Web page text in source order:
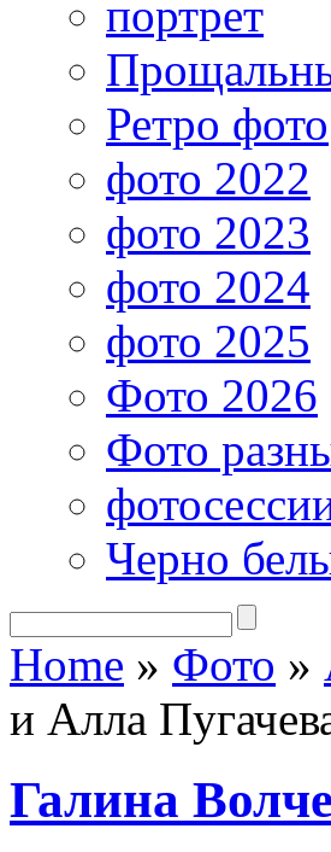
портрет
Ретро фото
фото 2022
фото 2023
фото 2024
фото 2025
Фото 2026
Фото
Черно
Home » Фото »
и Алла
Галина